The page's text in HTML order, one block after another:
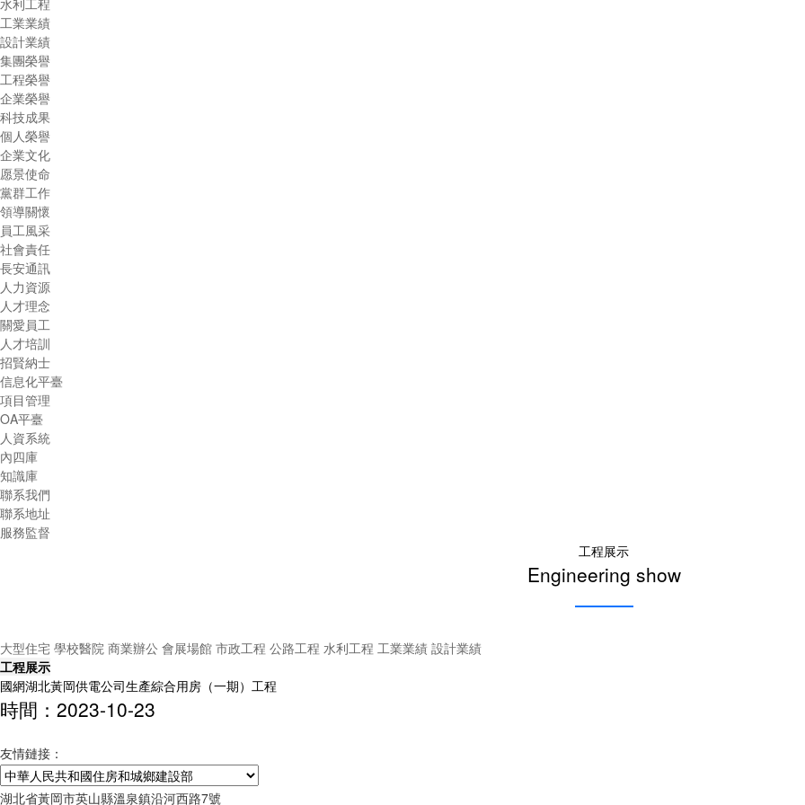
水利工程
工業業績
設計業績
集團榮譽
工程榮譽
企業榮譽
科技成果
個人榮譽
企業文化
愿景使命
黨群工作
領導關懷
員工風采
社會責任
長安通訊
人力資源
人才理念
關愛員工
人才培訓
招賢納士
信息化平臺
項目管理
OA平臺
人資系統
內四庫
知識庫
聯系我們
聯系地址
服務監督
工程展示
Engineering show
大型住宅 學校醫院 商業辦公 會展場館 市政工程 公路工程 水利工程 工業業績 設計業績
工程展示
國網湖北黃岡供電公司生產綜合用房（一期）工程
時間：2023-10-23
友情鏈接：
湖北省黃岡市英山縣溫泉鎮沿河西路7號